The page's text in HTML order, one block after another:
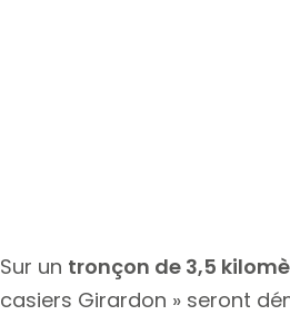
Sur un tronçon de 3,5
casiers Girardon » seront